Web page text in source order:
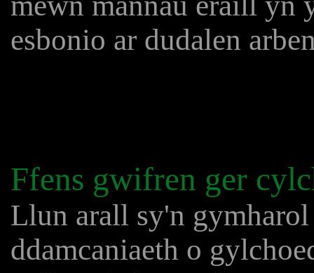
esbonio ar dudalen
Ffens gwifren ger
Llun arall sy'n
ddamcaniaeth o